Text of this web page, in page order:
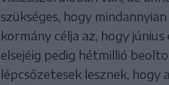
szükséges, hogy
kormány célja az, hogy
elsejéig pedig hétmillió
lépcsőzetesek lesznek,